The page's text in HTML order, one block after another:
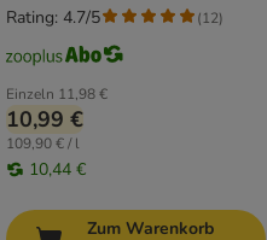
Einzeln 11,98 €
10,99 €
109,90 € / l
10,44 €
Rating: 4.7/5 (12)
Zum Warenkorb